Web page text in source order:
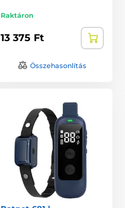
Raktáron
13 375 Ft
Összehasonlítás